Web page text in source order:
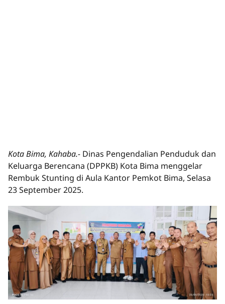
Kota Bima, Kahaba.- Dinas Pengendalian Penduduk dan
Keluarga Berencana (DPPKB) Kota Bima menggelar
Rembuk Stunting di Aula Kantor Pemkot Bima, Selasa
23 September 2025.